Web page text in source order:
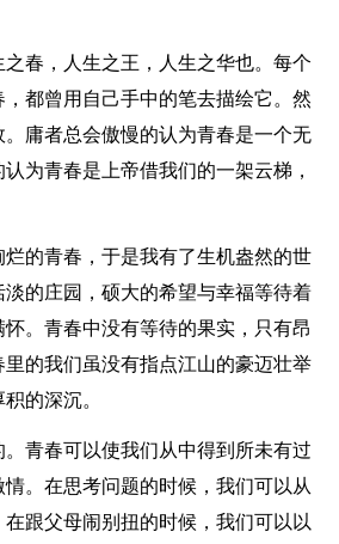
之春，人生之王，人生之华也。每个
，都曾用自己手中的笔去描绘它。然
庸者总会傲慢的认为青春是一个无
为青春是上帝借我们的一架云梯，
烂的青春，于是我有了生机盎然的世
的庄园，硕大的希望与幸福等待着
。青春中没有等待的果实，只有昂
的我们虽没有指点江山的豪迈壮举
的深沉。
。青春可以使我们从中得到所未有过
。在思考问题的时候，我们可以从
跟父母闹别扭的时候，我们可以以